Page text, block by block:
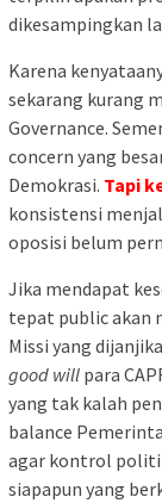
dikesampingkan
Karena
sekarang kurang
Governance.
concern yang
Demokrasi. Tapi
konsistensi
oposisi belum
Jika mendapat
tepat public akan
Missi yang
good will para
yang tak kalah
balance
agar kontrol
siapapun yang